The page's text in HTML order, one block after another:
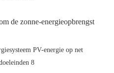
de zonne-energieopbrengst